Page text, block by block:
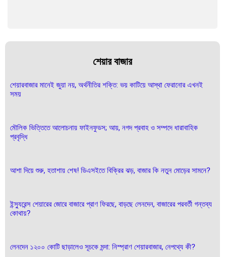
শেয়ার বাজার
শেয়ারবাজার মানেই জুয়া নয়, অর্থনীতির শক্তি: ভয় কাটিয়ে আস্থা ফেরানোর এখনই
সময়
মৌলিক ভিত্তিতে আলোচনায় ফাইনফুডস; আয়, নগদ প্রবাহ ও সম্পদে ধারাবাহিক
প্রবৃদ্ধি
আশা দিয়ে শুরু, হতাশায় শেষ! ডিএসইতে বিক্রির ঝড়, বাজার কি নতুন মোড়ের সামনে?
ইন্স্যুরেন্স শেয়ারের জোরে বাজারে প্রাণ ফিরছে, বাড়ছে লেনদেন, বাজারের পরবর্তী গন্তব্য
কোথায়?
লেনদেন ১২০০ কোটি ছাড়ালেও সূচকে মন্দা: নিস্প্রাণ শেয়ারবাজার, নেপথ্যে কী?